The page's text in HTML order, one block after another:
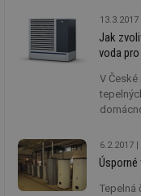
13.3.2017
Jak
voda
V
v životě
že tomu
6.2.2017
Úsporné
Tepelná